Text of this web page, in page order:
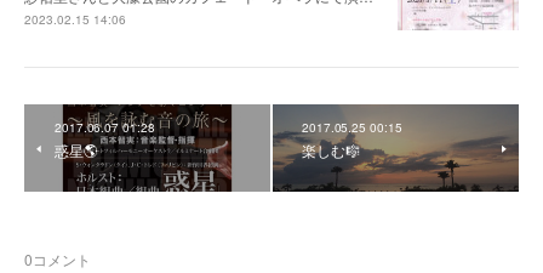
2023.02.15 14:06
2017.06.07 01:28
惑星🌎
2017.05.25 00:15
楽しむ🎼
0コメント